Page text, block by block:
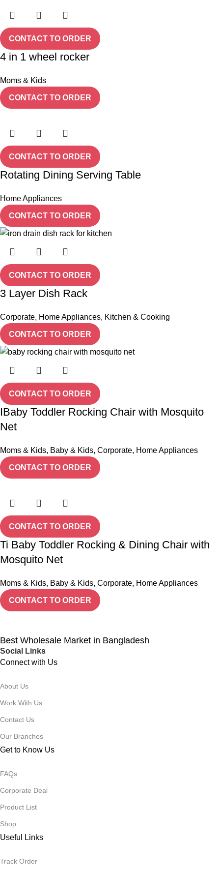
CONTACT TO ORDER
4 in 1 wheel rocker
Moms & Kids
CONTACT TO ORDER
CONTACT TO ORDER
Rotating Dining Serving Table
Home Appliances
CONTACT TO ORDER
CONTACT TO ORDER
3 Layer Dish Rack
Corporate, Home Appliances, Kitchen & Cooking
CONTACT TO ORDER
CONTACT TO ORDER
IBaby Toddler Rocking Chair with Mosquito
Net
Moms & Kids, Baby & Kids, Corporate, Home Appliances
CONTACT TO ORDER
CONTACT TO ORDER
Ti Baby Toddler Rocking & Dining Chair with
Mosquito Net
Moms & Kids, Baby & Kids, Corporate, Home Appliances
CONTACT TO ORDER
Best Wholesale Market in Bangladesh
Social Links
Connect with Us
About Us
Work With Us
Contact Us
Our Branches
Get to Know Us
FAQs
Corporate Deal
Product List
Shop
Useful Links
Track Order